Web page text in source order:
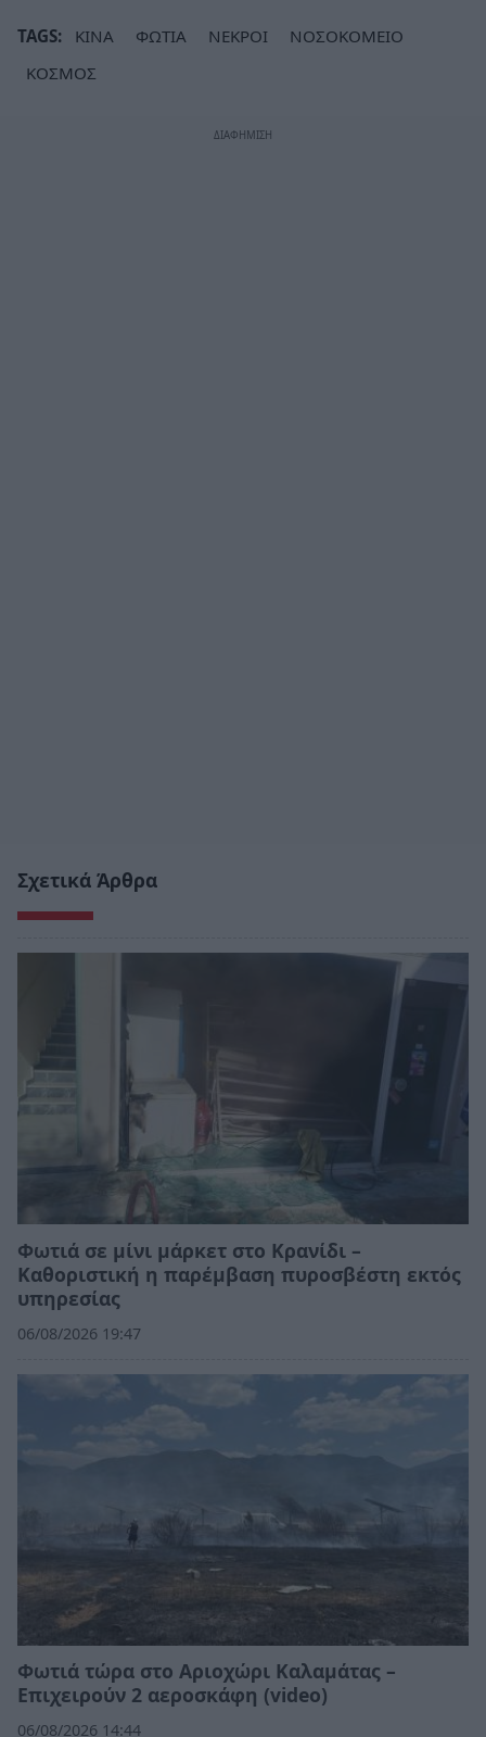
TAGS: ΚΙΝΑ ΦΩΤΙΑ ΝΕΚΡΟΙ
ΝΟΣΟΚΟΜΕΙΟ
ΚΟΣΜΟΣ
Σχετικά Άρθρα
Φωτιά σε μίνι μάρκετ στο Κρανίδι –
Καθοριστική η παρέμβαση πυροσβέστη εκτός
υπηρεσίας
06/08/2026 19:47
Φωτιά τώρα στο Αριοχώρι Καλαμάτας –
Επιχειρούν 2 αεροσκάφη (video)
06/08/2026 14:44